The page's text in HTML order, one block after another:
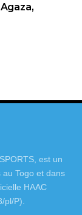
est un
au Togo et dans
HAAC
pl/P).